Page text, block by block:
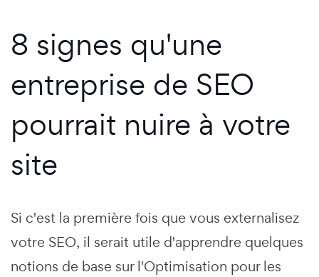
8 signes qu'une
entreprise de SEO
pourrait nuire à votre
site
Si c'est la première fois que vous externalisez
votre SEO, il serait utile d'apprendre quelques
notions de base sur l'Optimisation pour les